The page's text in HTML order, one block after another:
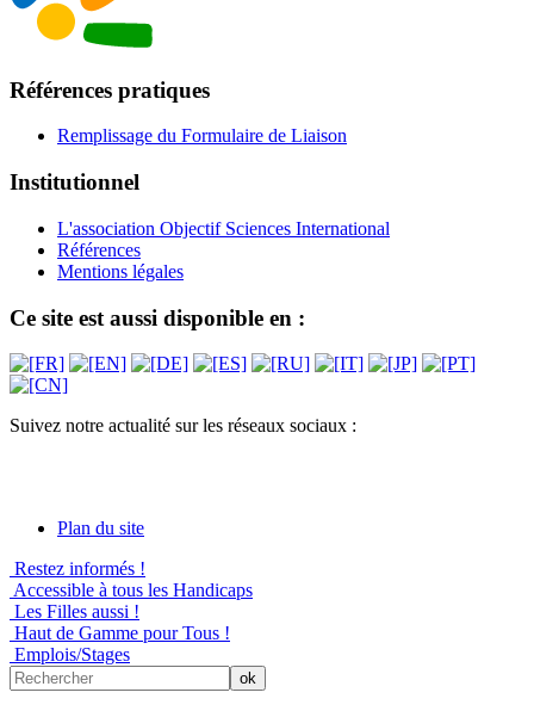
Références pratiques
Remplissage du Formulaire de Liaison
Institutionnel
L'association Objectif Sciences International
Références
Mentions légales
Ce site est aussi disponible en :
Suivez notre actualité sur les réseaux sociaux :
Plan du site
Restez informés !
Accessible à tous les Handicaps
Les Filles aussi !
Haut de Gamme pour Tous !
Emplois/Stages